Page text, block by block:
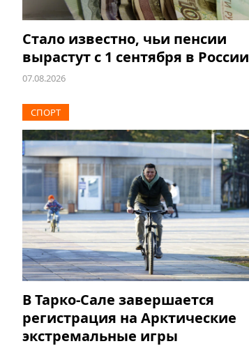
Стало известно, чьи пенсии
вырастут с 1 сентября в России
07.08.2026
СПОРТ
В Тарко-Сале завершается
регистрация на Арктические
экстремальные игры